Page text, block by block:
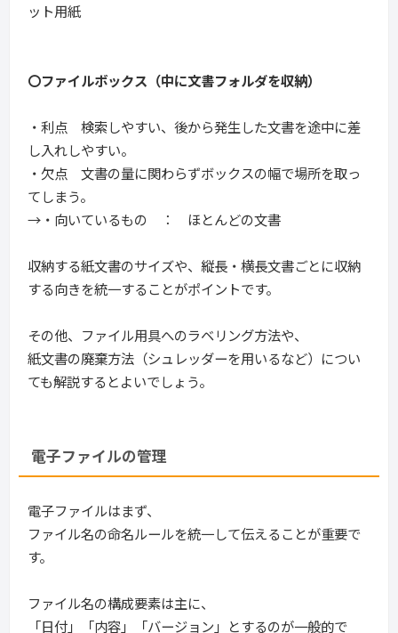
ット用紙
〇ファイルボックス（中に文書フォルダを収納）
・利点 検索しやすい、後から発生した文書を途中に差
し入れしやすい。
・欠点 文書の量に関わらずボックスの幅で場所を取っ
てしまう。
→・向いているもの ： ほとんどの文書
収納する紙文書のサイズや、縦長・横長文書ごとに収納
する向きを統一することがポイントです。
その他、ファイル用具へのラベリング方法や、
紙文書の廃棄方法（シュレッダーを用いるなど）につい
ても解説するとよいでしょう。
電子ファイルの管理
電子ファイルはまず、
ファイル名の命名ルールを統一して伝えることが重要で
す。
ファイル名の構成要素は主に、
「日付」「内容」「バージョン」とするのが一般的で